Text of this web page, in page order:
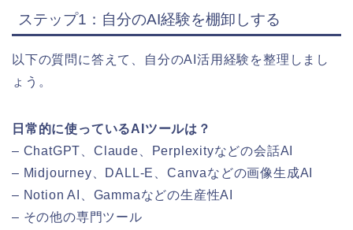
ステップ1：自分のAI経験を棚卸しする
以下の質問に答えて、自分のAI活用経験を整理しまし
ょう。
日常的に使っているAIツールは？
– ChatGPT、Claude、Perplexityなどの会話AI
– Midjourney、DALL-E、Canvaなどの画像生成AI
– Notion AI、Gammaなどの生産性AI
– その他の専門ツール